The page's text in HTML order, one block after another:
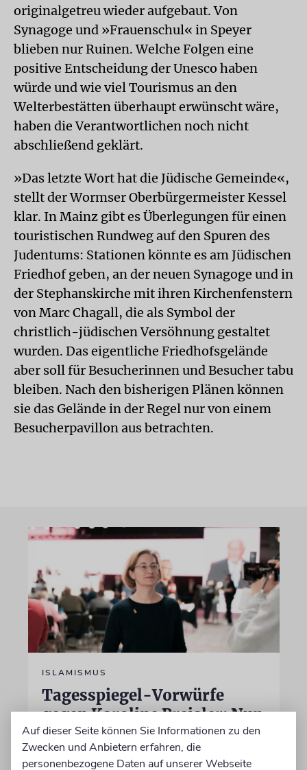
originalgetreu wieder aufgebaut. Von
Synagoge und »Frauenschul« in Speyer
blieben nur Ruinen. Welche Folgen eine
positive Entscheidung der Unesco haben
würde und wie viel Tourismus an den
Welterbestätten überhaupt erwünscht wäre,
haben die Verantwortlichen noch nicht
abschließend geklärt.
»Das letzte Wort hat die Jüdische Gemeinde«,
stellt der Wormser Oberbürgermeister Kessel
klar. In Mainz gibt es Überlegungen für einen
touristischen Rundweg auf den Spuren des
Judentums: Stationen könnte es am Jüdischen
Friedhof geben, an der neuen Synagoge und in
der Stephanskirche mit ihren Kirchenfenstern
von Marc Chagall, die als Symbol der
christlich-jüdischen Versöhnung gestaltet
wurden. Das eigentliche Friedhofsgelände
aber soll für Besucherinnen und Besucher tabu
bleiben. Nach den bisherigen Plänen können
sie das Gelände in der Regel nur von einem
Besucherpavillon aus betrachten.
ISLAMISMUS
Tagesspiegel-Vorwürfe
gegen Karoline Preisler: Nun
antwortet die FDP-
Politikerin
Auf dieser Seite können Sie Informationen zu den
Zwecken und Anbietern erfahren, die
personenbezogene Daten auf unserer Webseite